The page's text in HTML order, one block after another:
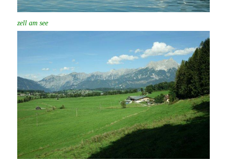
zell am see